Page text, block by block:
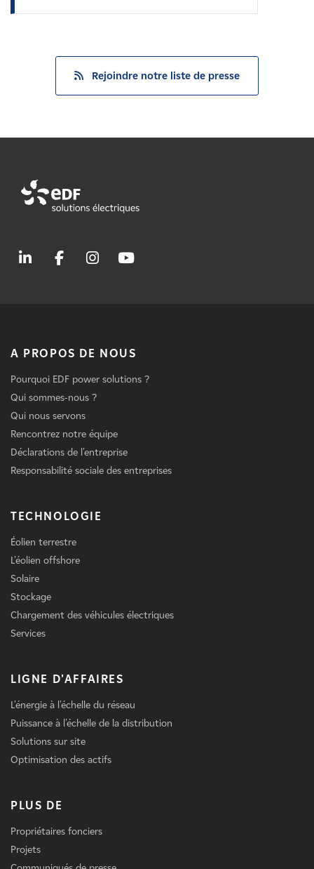
Rejoindre notre liste de presse
A PROPOS DE NOUS
Pourquoi EDF power solutions ?
Qui sommes-nous ?
Qui nous servons
Rencontrez notre équipe
Déclarations de l'entreprise
Responsabilité sociale des entreprises
TECHNOLOGIE
Éolien terrestre
L'éolien offshore
Solaire
Stockage
Chargement des véhicules électriques
Services
LIGNE D'AFFAIRES
L'énergie à l'échelle du réseau
Puissance à l'échelle de la distribution
Solutions sur site
Optimisation des actifs
PLUS DE
Propriétaires fonciers
Projets